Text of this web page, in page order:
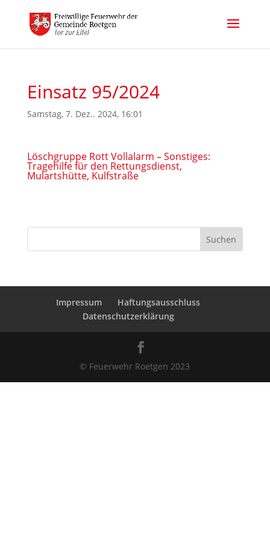
Einsatz 95/2024
Samstag, 7. Dez.. 2024, 16:01
Löschgruppe Rott Vollalarm – Sonstiges:
Tragehilfe für den Rettungsdienst,
Mulartshütte, Kulfstraße
Suchen
Impressum
Haftungsausschluss
Datenschutzerklärung
© Feuerwehr Roetgen 2023